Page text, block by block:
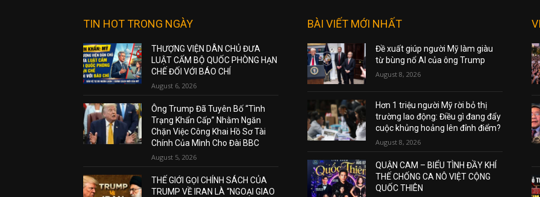
TIN HOT TRONG NGÀY
THƯỢNG VIỆN DÂN CHỦ ĐƯA
LUẬT CẤM BỘ QUỐC PHÒNG HẠN
CHẾ ĐỐI VỚI BÁO CHÍ
August 6, 2026
Ông Trump Đã Tuyên Bố “Tình
Trạng Khẩn Cấp” Nhằm Ngăn
Chặn Việc Công Khai Hồ Sơ Tài
Chính Của Mình Cho Đài BBC
August 5, 2026
THẾ GIỚI GỌI CHÍNH SÁCH CỦA
TRUMP VỀ IRAN LÀ “NGOẠI GIAO
BÀI VIẾT MỚI NHẤT
Đề xuất giúp người Mỹ làm giàu
từ bùng nổ AI của ông Trump
August 8, 2026
Hơn 1 triệu người Mỹ rời bỏ thị
trường lao động: Điều gì đang đẩy
cuộc khủng hoảng lên đỉnh điểm?
August 8, 2026
QUẬN CAM – BIỂU TÌNH ĐẦY KHÍ
THẾ CHỐNG CA NÔ VIỆT CỘNG
QUỐC THIÊN